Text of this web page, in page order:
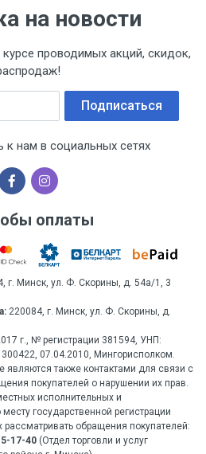
на новости
проводимых акций, скидок,
Подписаться
к нам в социальных сетях
оплаты
г. Минск, ул. Ф. Скорины, д. 54а/1, 3
220084, г. Минск, ул. Ф. Скорины, д.
г., № регистрации 381594, УНП:
07.04.2010, Мингорисполком.
являются также контактами для связи с
покупателей о нарушении их прав.
исполнительных и
государственной регистрации
обращения покупателей:
17-40 (Отдел торговли и услуг